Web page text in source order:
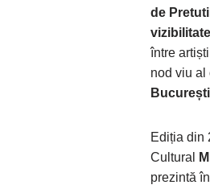
de
vizibilitate
între
nod viu al
Ediția din
Cultural
prezintă